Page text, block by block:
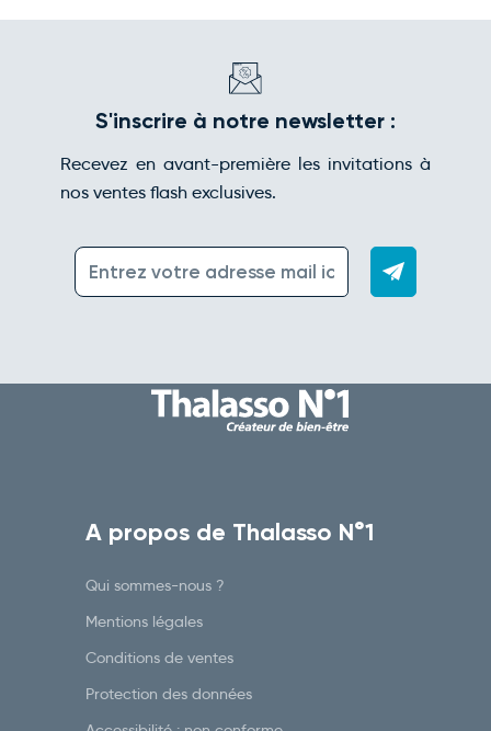
S'inscrire à notre newsletter :
Recevez en avant-première les invitations à
nos ventes flash exclusives.
A propos de Thalasso N°1
Qui sommes-nous ?
Mentions légales
Conditions de ventes
Protection des données